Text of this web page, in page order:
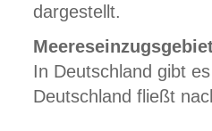
dargestellt.
In Deutschland gibt
Deutschland fließt